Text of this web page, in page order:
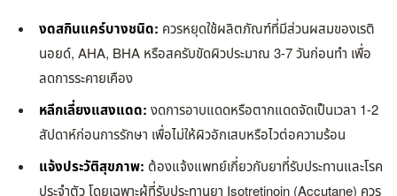
งดสกินแคร์บางชนิด: ควรหยุดใช้ผลิตภัณฑ์ที่มีส่วนผสมของเรติ
นอยด์, AHA, BHA หรือสครับขัดผิวประมาณ 3-7 วันก่อนทำ เพื่อ
ลดการระคายเคือง
หลีกเลี่ยงแสงแดด: งดการอาบแดดหรือตากแดดจัดเป็นเวลา 1-2
สัปดาห์ก่อนการรักษา เพื่อไม่ให้ผิวอักเสบหรือไวต่อความร้อน
แจ้งประวัติสุขภาพ: ต้องแจ้งแพทย์เกี่ยวกับยาที่รับประทานและโรค
ประจำตัว โดยเฉพาะผู้ที่รับประทานยา Isotretinoin (Accutane) ควร